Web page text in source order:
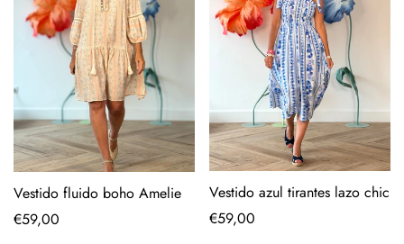
Vestido fluido boho Amelie
Regular
€59,00
Vestido azul tirantes lazo chic
Regular
€59,00